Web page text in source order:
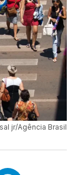
jr/Agência Brasil